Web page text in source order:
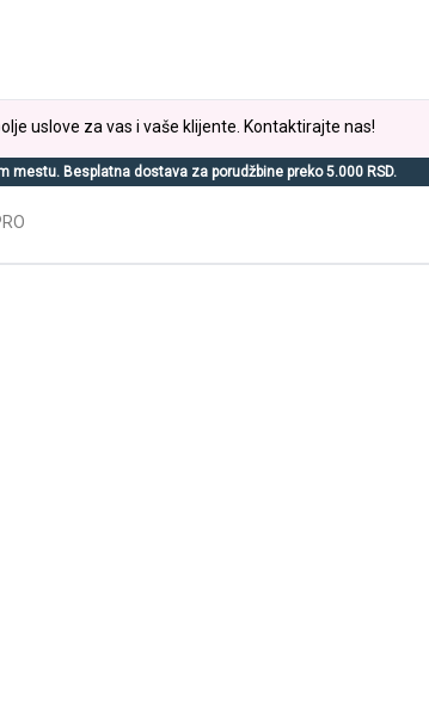
uslove za vas i vaše klijente. Kontaktirajte nas!
mestu. Besplatna dostava za porudžbine preko 5.000 RSD.